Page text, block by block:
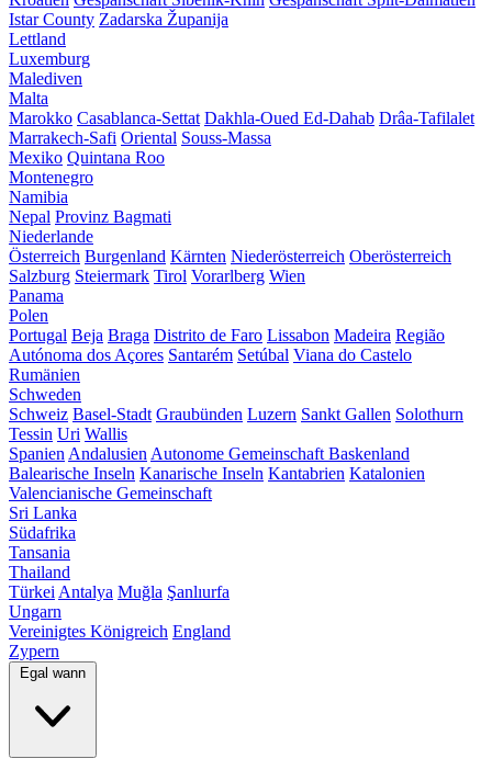
Istar County Zadarska Županija
Lettland
Luxemburg
Malediven
Malta
Marokko Casablanca-Settat Dakhla-Oued Ed-Dahab Drâa-Tafilalet
Marrakech-Safi Oriental Souss-Massa
Mexiko Quintana Roo
Montenegro
Namibia
Nepal Provinz Bagmati
Niederlande
Österreich Burgenland Kärnten Niederösterreich Oberösterreich
Salzburg Steiermark Tirol Vorarlberg Wien
Panama
Polen
Portugal Beja Braga Distrito de Faro Lissabon Madeira Região
Autónoma dos Açores Santarém Setúbal Viana do Castelo
Rumänien
Schweden
Schweiz Basel-Stadt Graubünden Luzern Sankt Gallen Solothurn
Tessin Uri Wallis
Spanien Andalusien Autonome Gemeinschaft Baskenland
Balearische Inseln Kanarische Inseln Kantabrien Katalonien
Valencianische Gemeinschaft
Sri Lanka
Südafrika
Tansania
Thailand
Türkei Antalya Muğla Şanlıurfa
Ungarn
Vereinigtes Königreich England
Zypern
Egal wann